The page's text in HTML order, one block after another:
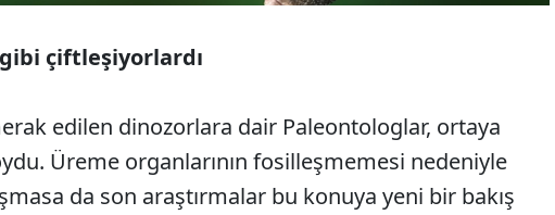
çiftleşiyorlardı
edilen dinozorlara dair Paleontologlar, ortaya
Üreme organlarının fosilleşmemesi nedeniyle
da son araştırmalar bu konuya yeni bir bakış